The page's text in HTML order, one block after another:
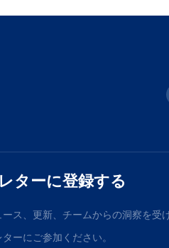
ターに登録する
ス、更新、チームからの洞察を受
ーにご参加ください。